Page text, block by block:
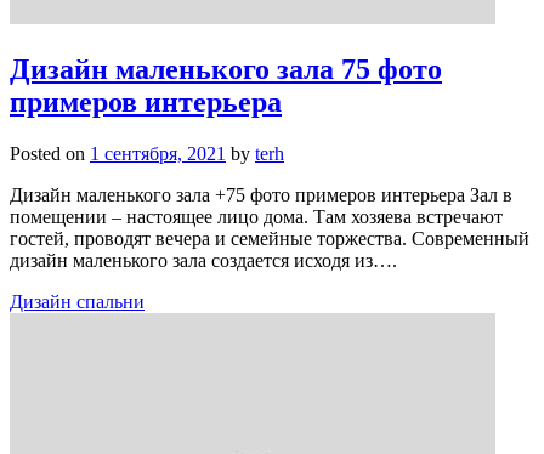
Дизайн маленького зала 75 фото
примеров интерьера
Posted on 1 сентября, 2021 by terh
Дизайн маленького зала +75 фото примеров интерьера Зал в
помещении – настоящее лицо дома. Там хозяева встречают
гостей, проводят вечера и семейные торжества. Современный
дизайн маленького зала создается исходя из….
Дизайн спальни